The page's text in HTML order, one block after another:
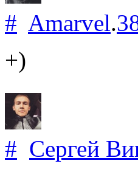
# Amarvel.
+)
# Сергей